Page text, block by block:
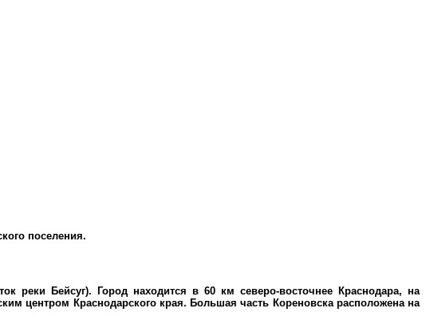
поселения.
реки Бейсуг). Город находится в 60 км северо-восточнее Краснодара, на
центром Краснодарского края. Большая часть Кореновска расположена на